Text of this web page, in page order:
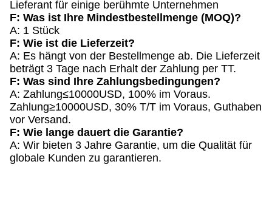
Lieferant für einige berühmte Unternehmen
F: Was ist Ihre Mindestbestellmenge (MOQ)?
A: 1 Stück
F: Wie ist die Lieferzeit?
A: Es hängt von der Bestellmenge ab. Die Lieferzeit
beträgt 3 Tage nach Erhalt der Zahlung per TT.
F: Was sind Ihre Zahlungsbedingungen?
A: Zahlung≤10000USD, 100% im Voraus.
Zahlung≥10000USD, 30% T/T im Voraus, Guthaben
vor Versand.
F: Wie lange dauert die Garantie?
A: Wir bieten 3 Jahre Garantie, um die Qualität für
globale Kunden zu garantieren.